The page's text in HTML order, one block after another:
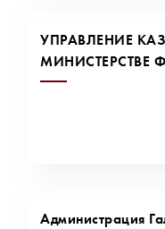
УПРАВЛЕНИЕ
МИНИСТЕРСТВЕ
Администрация